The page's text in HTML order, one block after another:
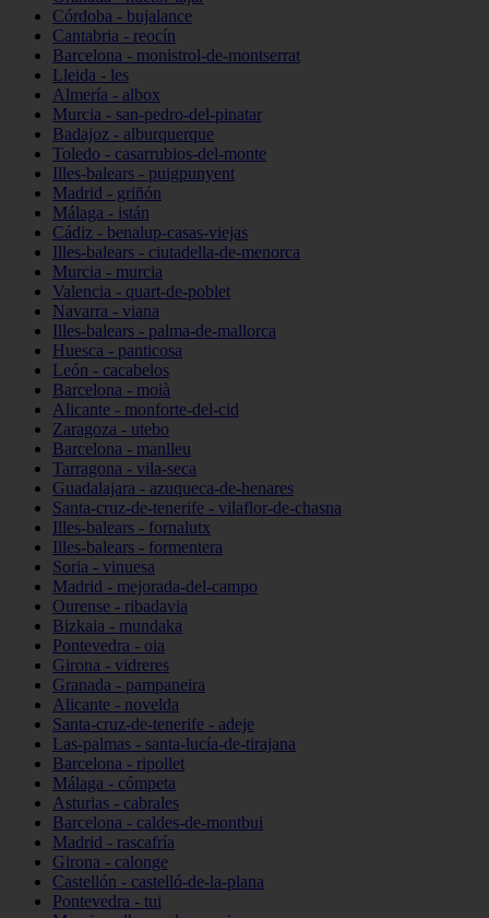
Córdoba - bujalance
Cantabria - reocín
Barcelona - monistrol-de-montserrat
Lleida - les
Almería - albox
Murcia - san-pedro-del-pinatar
Badajoz - alburquerque
Toledo - casarrubios-del-monte
Illes-balears - puigpunyent
Madrid - griñón
Málaga - istán
Cádiz - benalup-casas-viejas
Illes-balears - ciutadella-de-menorca
Murcia - murcia
Valencia - quart-de-poblet
Navarra - viana
Illes-balears - palma-de-mallorca
Huesca - panticosa
León - cacabelos
Barcelona - moià
Alicante - monforte-del-cid
Zaragoza - utebo
Barcelona - manlleu
Tarragona - vila-seca
Guadalajara - azuqueca-de-henares
Santa-cruz-de-tenerife - vilaflor-de-chasna
Illes-balears - fornalutx
Illes-balears - formentera
Soria - vinuesa
Madrid - mejorada-del-campo
Ourense - ribadavia
Bizkaia - mundaka
Pontevedra - oia
Girona - vidreres
Granada - pampaneira
Alicante - novelda
Santa-cruz-de-tenerife - adeje
Las-palmas - santa-lucía-de-tirajana
Barcelona - ripollet
Málaga - cómpeta
Asturias - cabrales
Barcelona - caldes-de-montbui
Madrid - rascafría
Girona - calonge
Castellón - castelló-de-la-plana
Pontevedra - tui